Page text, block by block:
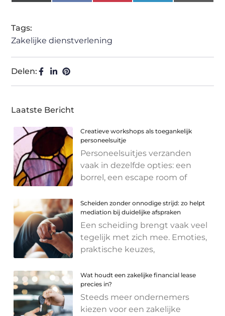
(Twitter)
Tags:
Zakelijke dienstverlening
Delen:
Laatste Bericht
Creatieve workshops als toegankelijk
personeelsuitje
Personeelsuitjes verzanden
vaak in dezelfde opties: een
borrel, een escape room of
Scheiden zonder onnodige strijd: zo helpt
mediation bij duidelijke afspraken
Een scheiding brengt vaak veel
tegelijk met zich mee. Emoties,
praktische keuzes,
Wat houdt een zakelijke financial lease
precies in?
Steeds meer ondernemers
kiezen voor een zakelijke